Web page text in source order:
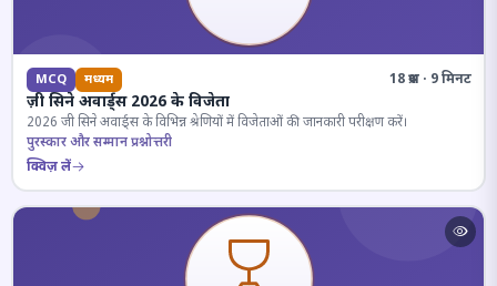
MCQ मध्यम 18 प्रश्न · 9 मिनट
ज़ी सिने अवार्ड्स 2026 के विजेता
2026 जी सिने अवार्ड्स के विभिन्न श्रेणियों में विजेताओं की जानकारी परीक्षण करें।
पुरस्कार और सम्मान प्रश्नोत्तरी
क्विज़ लें